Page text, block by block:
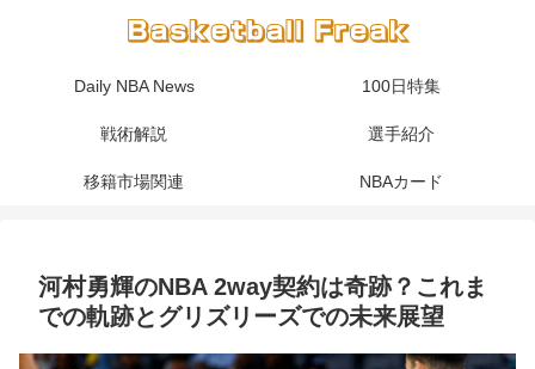
Daily NBA News 100日特集
戦術解説 選手紹介
移籍市場関連 NBAカード
河村勇輝のNBA 2way契約は奇跡？これま
での軌跡とグリズリーズでの未来展望